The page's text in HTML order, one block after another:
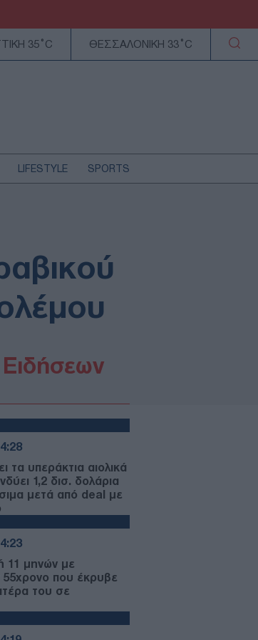
35°C ΘΕΣΣΑΛΟΝΙΚΗ 33°C
LIFESTYLE SPORTS
τα υπεράκτια αιολικά
1,2 δισ. δολάρια
μετά από deal με
11 μηνών με
που έκρυβε
του σε